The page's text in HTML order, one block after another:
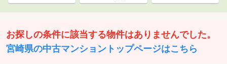
お探しの条件に該当する物件はありませんでした。
宮崎県の中古マンショントップページはこちら